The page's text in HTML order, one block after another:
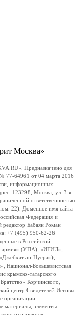
Москва»
Предназначено для
77-64961 от 04 марта 2016
информационных
123298, Москва, ул. 3-я
ответственностью
22). Доменное имя сайта
Федерация и
редактор Бабаян Роман
+7 (495) 950-62-26
в Российской
армия» (УПА), «ИГИЛ»,
ан-Нусра»),
Национал-Большевистская
татарского
Корчинского,
центр Свидетелей Иеговы
организации.
материалы, элементы